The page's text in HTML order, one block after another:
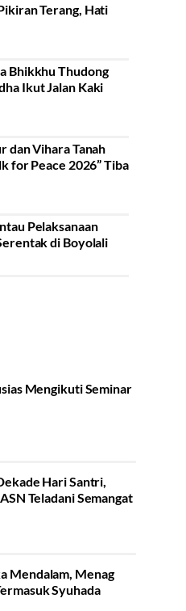
Terang, Hati
Bhikkhu Thudong
Ikut Jalan Kaki
dan Vihara Tanah
for Peace 2026” Tiba
Pelaksanaan
di Boyolali
Mengikuti Seminar
Hari Santri,
Teladani Semangat
Mendalam, Menag
Syuhada